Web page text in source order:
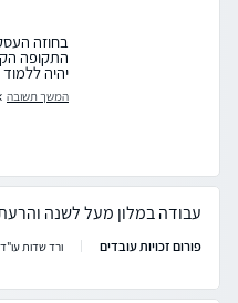
בחוזה
התקופה
יהיה
המשך תשובה
עבודה במלון מעל לשנה
פורום זכויות עובדים ורד שדות עו"ד